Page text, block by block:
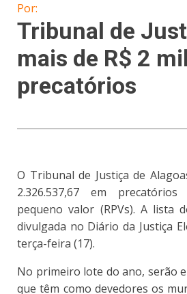
Por:
Tribunal de
mais de R$ 2
precatórios
O Tribunal de Justiça de
2.326.537,67 em
pequeno valor (RPVs). A lista
divulgada no Diário da Justiça
terça-feira (17).
No primeiro lote do ano, serão
que têm como devedores os